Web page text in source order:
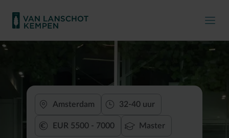
Amsterdam 32-40 uur
EUR 5500 - 7000 Master